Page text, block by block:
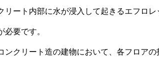
リート内部に水が浸入して起きるエフロ
必要です。
ンクリート造の建物において、各フロア